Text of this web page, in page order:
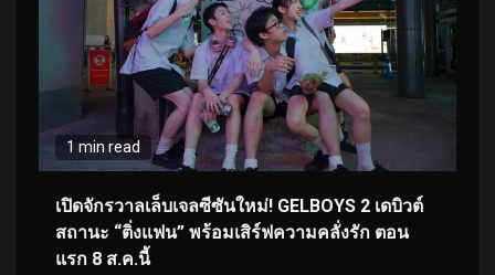
1 min read
เปิดจักรวาลเล็บเจลซีซันใหม่! GELBOYS 2 เดบิวต์
สถานะ “ติ่งแฟน” พร้อมเสิร์ฟความคลั่งรัก ตอน
แรก 8 ส.ค.นี้